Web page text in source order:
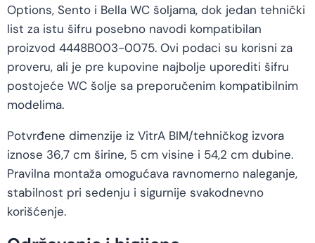
Options, Sento i Bella WC šoljama, dok jedan tehnički
list za istu šifru posebno navodi kompatibilan
proizvod 4448B003-0075. Ovi podaci su korisni za
proveru, ali je pre kupovine najbolje uporediti šifru
postojeće WC šolje sa preporučenim kompatibilnim
modelima.
Potvrđene dimenzije iz VitrA BIM/tehničkog izvora
iznose 36,7 cm širine, 5 cm visine i 54,2 cm dubine.
Pravilna montaža omogućava ravnomerno naleganje,
stabilnost pri sedenju i sigurnije svakodnevno
korišćenje.